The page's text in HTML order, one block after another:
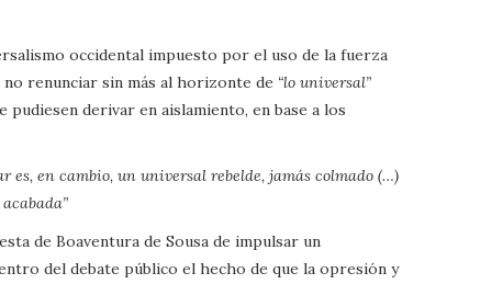
occidental impuesto por el uso de la fuerza
renunciar sin más al horizonte de “lo universal”
derivar en aislamiento, en base a los
es, en cambio, un universal rebelde, jamás colmado (…)
de Boaventura de Sousa de impulsar un
del debate público el hecho de que la opresión y